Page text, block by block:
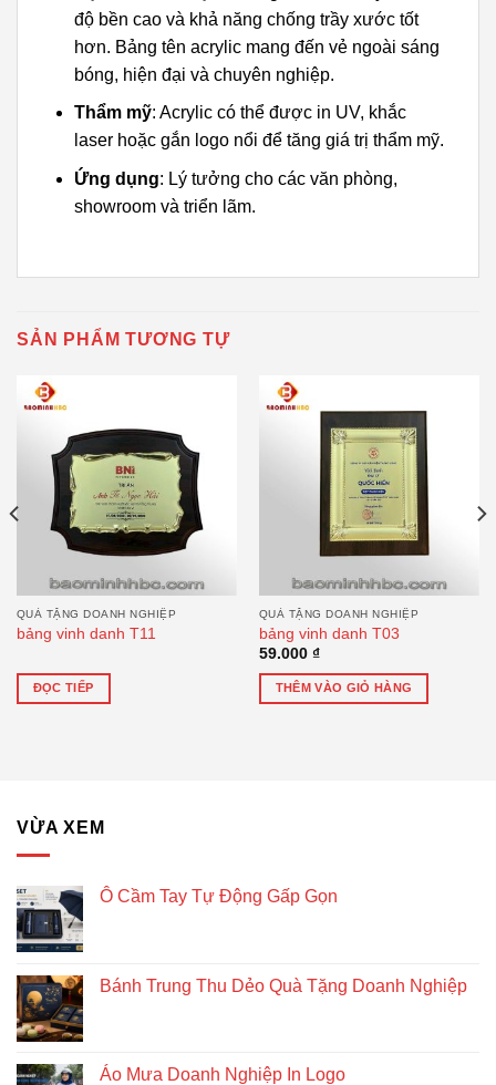
độ bền cao và khả năng chống trầy xước tốt
hơn. Bảng tên acrylic mang đến vẻ ngoài sáng
bóng, hiện đại và chuyên nghiệp.
Thẩm mỹ: Acrylic có thể được in UV, khắc
laser hoặc gắn logo nổi để tăng giá trị thẩm mỹ.
Ứng dụng: Lý tưởng cho các văn phòng,
showroom và triển lãm.
SẢN PHẨM TƯƠNG TỰ
QUÀ TẶNG DOANH NGHIỆP
bảng vinh danh T11
ĐỌC TIẾP
QUÀ TẶNG DOANH NGHIỆP
bảng vinh danh T03
59.000 ₫
THÊM VÀO GIỎ HÀNG
VỪA XEM
Ô Cầm Tay Tự Động Gấp Gọn
Bánh Trung Thu Dẻo Quà Tặng Doanh Nghiệp
Áo Mưa Doanh Nghiệp In Logo